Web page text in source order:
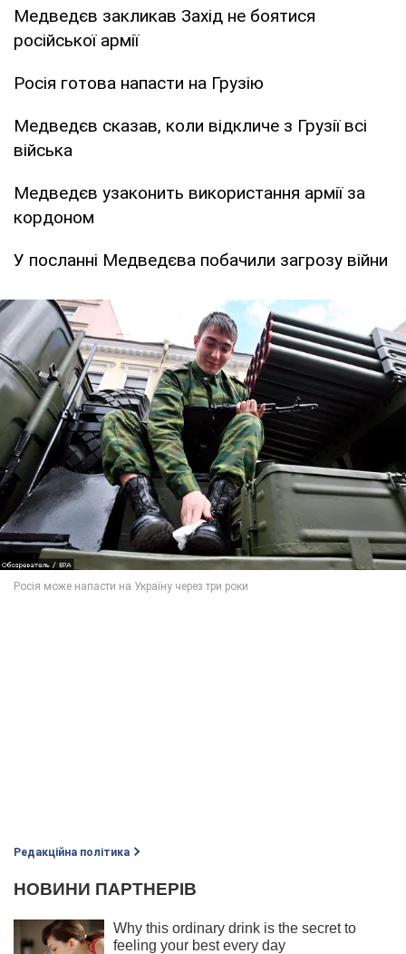
Медведєв закликав Захід не боятися
російської армії
Росія готова напасти на Грузію
Медведєв сказав, коли відкличе з Грузії всі
війська
Медведєв узаконить використання армії за
кордоном
У посланні Медведєва побачили загрозу війни
Редакційна політика